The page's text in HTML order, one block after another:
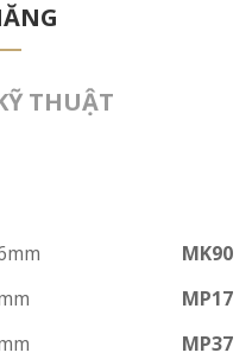
THUẬT
MK90
MP17
MP37